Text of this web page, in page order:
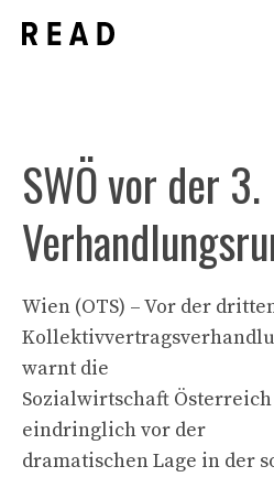
Inhalt
SWÖ vor der 3.
Wien (OTS) – Vor der
warnt die
Sozialwirtschaft Österreich
eindringlich vor der
dramatischen Lage in der